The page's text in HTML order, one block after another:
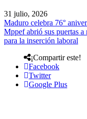
31 julio, 2026
Maduro celebra 76°
Mppef abrió sus puertas
para la inserción laboral
¡Compartir este!
Facebook
Twitter
Google Plus